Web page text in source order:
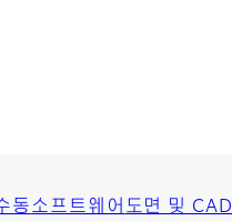
동소프트웨어 도면 및 CAD